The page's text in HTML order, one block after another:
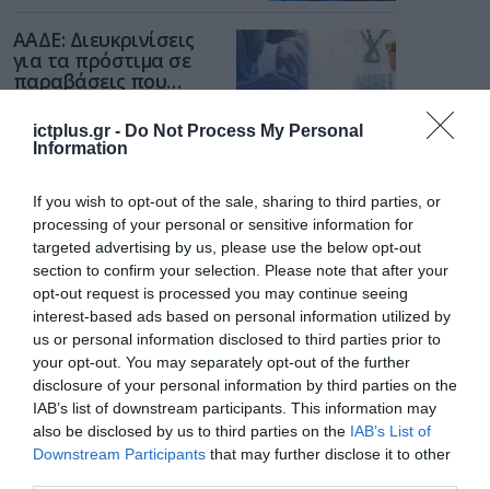
ictplus.gr - Do Not Process My Personal
Information
If you wish to opt-out of the sale, sharing to third parties, or
processing of your personal or sensitive information for
targeted advertising by us, please use the below opt-out
section to confirm your selection. Please note that after your
opt-out request is processed you may continue seeing
interest-based ads based on personal information utilized by
us or personal information disclosed to third parties prior to
your opt-out. You may separately opt-out of the further
disclosure of your personal information by third parties on the
IAB’s list of downstream participants. This information may
also be disclosed by us to third parties on the IAB’s List of
Downstream Participants that may further disclose it to other
ΑΑΔΕ: Διευκρινίσεις
για τα πρόστιμα σε
παραβάσεις που
δεν είναι απλώς μια
νέα τεχνολογία, είναι
μια νέα βιομηχανική
επανάσταση»
31.07.2026
Νέος οδηγός του ΕΚΤ
για τη χρηματοδότηση
των ελληνικών
επιχειρήσεων στον
χώρο της άμυνας
31.07.2026
Η πιο ταξιδιάρικη
βαλίτσα του φετινού
καλοκαιριού έχει την
31.07.2026